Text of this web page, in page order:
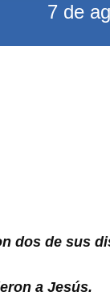
7 de
dos de sus
a Jesús.